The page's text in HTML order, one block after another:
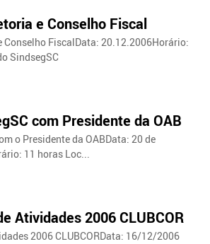
e Conselho Fiscal
Conselho FiscalData: 20.12.2006Horário:
SindsegSC
com Presidente da OAB
o Presidente da OABData: 20 de
11 horas Loc...
Atividades 2006 CLUBCOR
2006 CLUBCORData: 16/12/2006